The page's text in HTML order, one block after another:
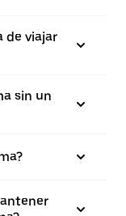
de viajar
sin un